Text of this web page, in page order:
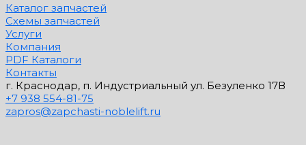
Каталог запчастей
Схемы запчастей
Услуги
Компания
PDF Каталоги
Контакты
г. Краснодар, п. Индустриальный ул. Безуленко 17В
+7 938 554-81-75
zapros@zapchasti-noblelift.ru